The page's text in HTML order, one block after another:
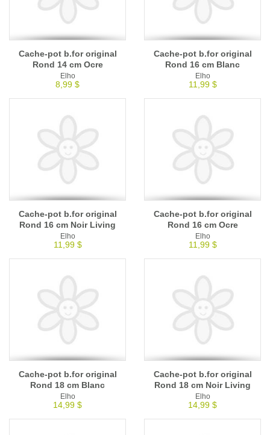
Cache-pot b.for original
Rond 14 cm Ocre
Elho
8,99 $
Cache-pot b.for original
Rond 16 cm Blanc
Elho
11,99 $
Cache-pot b.for original
Rond 16 cm Noir Living
Elho
11,99 $
Cache-pot b.for original
Rond 16 cm Ocre
Elho
11,99 $
Cache-pot b.for original
Rond 18 cm Blanc
Elho
14,99 $
Cache-pot b.for original
Rond 18 cm Noir Living
Elho
14,99 $